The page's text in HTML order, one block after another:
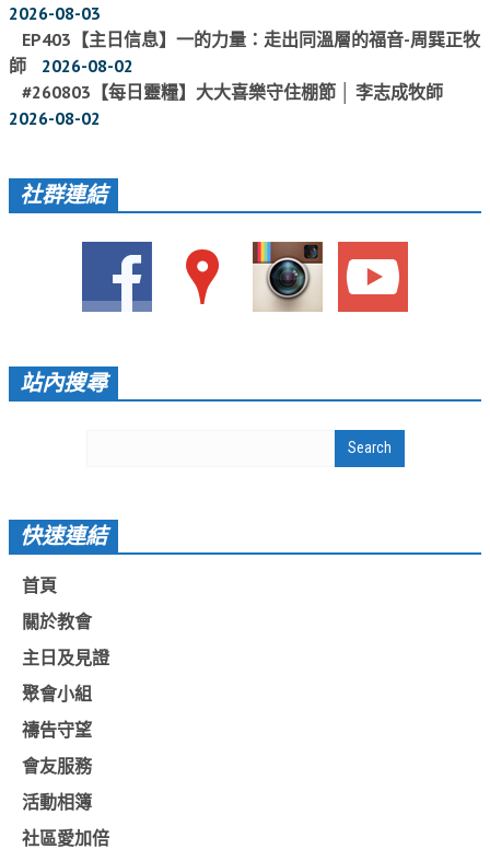
陪讀班活動相簿
網站連結
大甲靈糧堂 FB粉絲專頁
讚美之泉 YOUTUBE 頻道
每日研經釋義
信望愛全球資訊網
好消息衛星電視台
豐盛國際事工 – AIM
作伙來聽上帝的話
2026-08-03
EP403【主日信息】一的力量：走出同溫層的福音-周巽正牧
師
2026-08-02
#260803【每日靈糧】大大喜樂守住棚節 │ 李志成牧師
2026-08-02
社群連結
站內搜尋
快速連結
首頁
關於教會
主日及見證
聚會小組
禱告守望
會友服務
活動相簿
社區愛加倍